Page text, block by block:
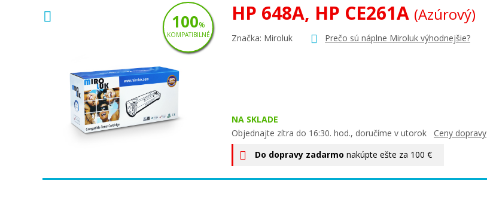
HP 648A, HP CE261A (Azúrový)
Značka: Miroluk Prečo sú náplne Miroluk výhodnejšie?
NA SKLADE
Objednajte zítra do 16:30. hod., doručíme v utorok Ceny dopravy
Do dopravy zadarmo nakúpte ešte za 100 €
100%
KOMPATIBILNÉ